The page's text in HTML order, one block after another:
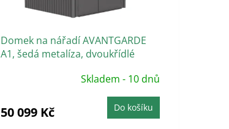
Domek na nářadí AVANTGARDE
A1, šedá metalíza, dvoukřídlé
Skladem - 10 dnů
50 099 Kč Do košíku